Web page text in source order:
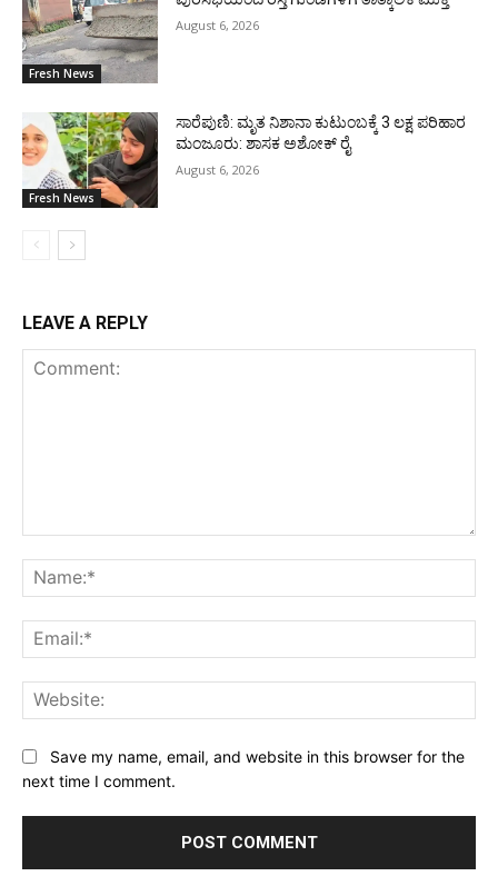
Fresh News
August 6, 2026
Fresh News
ಸಾರೆಪುಣಿ: ಮೃತ ನಿಶಾನಾ ಕುಟುಂಬಕ್ಕೆ 3 ಲಕ್ಷ ಪರಿಹಾರ
ಮಂಜೂರು: ಶಾಸಕ ಅಶೋಕ್ ರೈ
August 6, 2026
LEAVE A REPLY
Save my name, email, and website in this browser for the
next time I comment.